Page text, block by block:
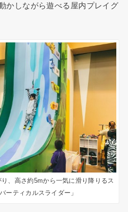
かしながら遊べる屋内プレイグ
、高さ約5mから一気に滑り降りるス
ーティカルスライダー」